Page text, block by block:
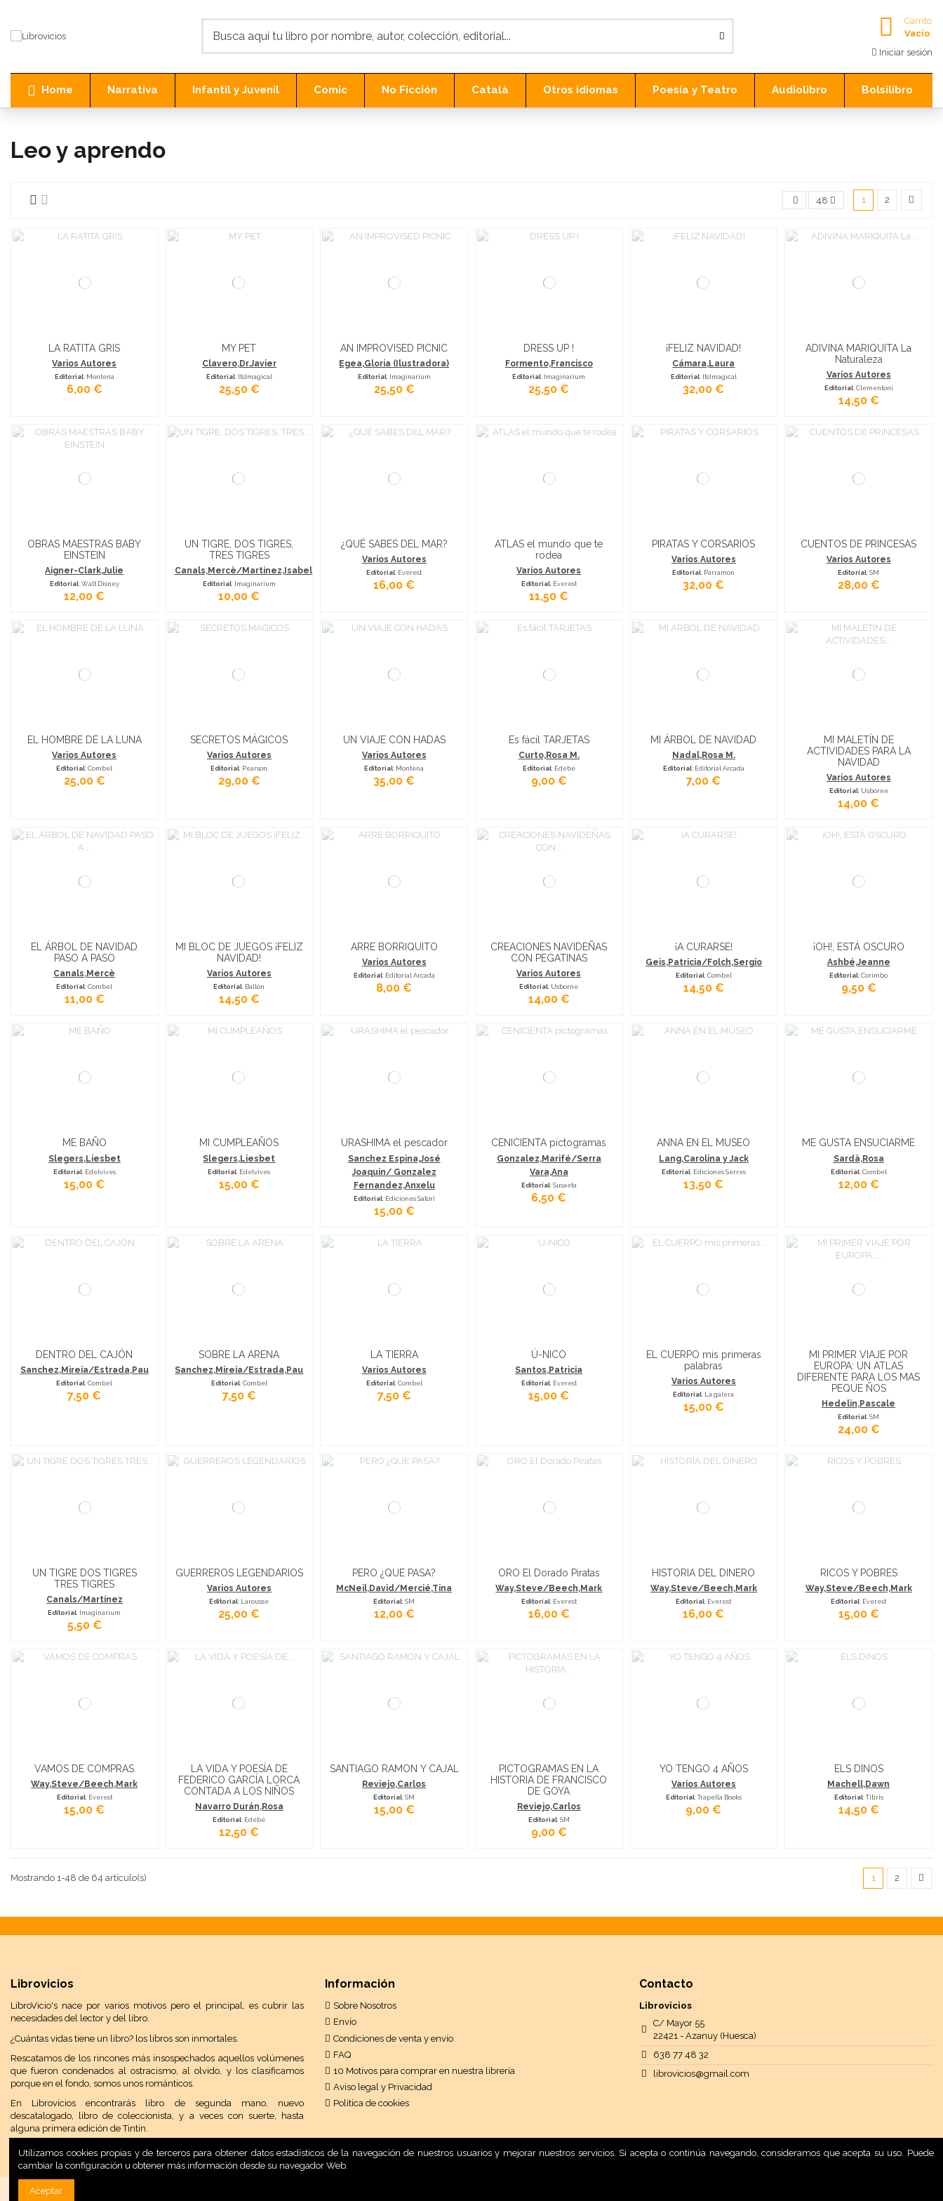
Carrito
Vacío
Iniciar sesión
Home Narrativa Infantil y Juvenil Comic No Ficción Català Otros idiomas Poesía y Teatro Audiolibro Bolsilibro
Inicio Infantil y Juvenil Leo y aprendo
Leo y aprendo
48 1 2
LA RATITA GRIS
Varios Autores
Editorial: Montena
6,00 €
MY PET
Clavero,Dr.Javier
Editorial: ItsImagical
25,50 €
AN IMPROVISED PICNIC
Egea,Gloria (Ilustradora)
Editorial: Imaginarium
25,50 €
DRESS UP !
Formento,Francisco
Editorial: Imaginarium
25,50 €
¡FELIZ NAVIDAD!
Cámara,Laura
Editorial: ItsImagical
32,00 €
ADIVINA MARIQUITA La
Naturaleza
Varios Autores
Editorial: Clementoni
14,50 €
OBRAS MAESTRAS BABY
EINSTEIN
Aigner-Clark,Julie
Editorial: Walt Disney
12,00 €
UN TIGRE, DOS TIGRES,
TRES TIGRES
Canals,Mercè/Martinez,Isabel
Editorial: Imaginarium
10,00 €
¿QUÉ SABES DEL MAR?
Varios Autores
Editorial: Everest
16,00 €
ATLAS el mundo que te
rodea
Varios Autores
Editorial: Everest
11,50 €
PIRATAS Y CORSARIOS
Varios Autores
Editorial: Parramon
32,00 €
CUENTOS DE PRINCESAS
Varios Autores
Editorial: SM
28,00 €
EL HOMBRE DE LA LUNA
Varios Autores
Editorial: Combel
25,00 €
SECRETOS MÁGICOS
Varios Autores
Editorial: Pearson
29,00 €
UN VIAJE CON HADAS
Varios Autores
Editorial: Montena
35,00 €
Es fácil TARJETAS
Curto,Rosa M.
Editorial: Edebé
9,00 €
MI ÁRBOL DE NAVIDAD
Nadal,Rosa M.
Editorial: Editorial Arcada
7,00 €
MI MALETÍN DE
ACTIVIDADES PARA LA
NAVIDAD
Varios Autores
Editorial: Usborne
14,00 €
EL ÁRBOL DE NAVIDAD
PASO A PASO
Canals,Mercè
Editorial: Combel
11,00 €
MI BLOC DE JUEGOS ¡FELIZ
NAVIDAD!
Varios Autores
Editorial: Ballón
14,50 €
ARRE BORRIQUITO
Varios Autores
Editorial: Editorial Arcada
8,00 €
CREACIONES NAVIDEÑAS
CON PEGATINAS
Varios Autores
Editorial: Usborne
14,00 €
¡A CURARSE!
Geis,Patricia/Folch,Sergio
Editorial: Combel
14,50 €
¡OH!, ESTÁ OSCURO
Ashbé,Jeanne
Editorial: Corimbo
9,50 €
ME BAÑO
Slegers,Liesbet
Editorial: Edelvives
15,00 €
MI CUMPLEAÑOS
Slegers,Liesbet
Editorial: Edelvives
15,00 €
URASHIMA el pescador
Sanchez Espina,José
Joaquin/ Gonzalez
Fernandez,Anxelu
Editorial: Ediciones Satori
15,00 €
CENICIENTA pictogramas
Gonzalez,Marifé/Serra
Vara,Ana
Editorial: Susaeta
6,50 €
ANNA EN EL MUSEO
Lang,Carolina y Jack
Editorial: Ediciones Serres
13,50 €
ME GUSTA ENSUCIARME
Sardà,Rosa
Editorial: Combel
12,00 €
DENTRO DEL CAJÓN
Sanchez,Mireía/Estrada,Pau
Editorial: Combel
7,50 €
SOBRE LA ARENA
Sanchez,Mireía/Estrada,Pau
Editorial: Combel
7,50 €
LA TIERRA
Varios Autores
Editorial: Combel
7,50 €
Ú-NICO
Santos,Patricia
Editorial: Everest
15,00 €
EL CUERPO mis primeras
palabras
Varios Autores
Editorial: La galera
15,00 €
MI PRIMER VIAJE POR
EUROPA: UN ATLAS
DIFERENTE PARA LOS MAS
PEQUE ÑOS
Hedelin,Pascale
Editorial: SM
24,00 €
UN TIGRE DOS TIGRES
TRES TIGRES
Canals/Martínez
Editorial: Imaginarium
5,50 €
GUERREROS LEGENDARIOS
Varios Autores
Editorial: Larousse
25,00 €
PERO ¿QUE PASA?
McNeil,David/Mercié,Tina
Editorial: SM
12,00 €
ORO El Dorado Piratas
Way,Steve/Beech,Mark
Editorial: Everest
16,00 €
HISTORIA DEL DINERO
Way,Steve/Beech,Mark
Editorial: Everest
16,00 €
RICOS Y POBRES
Way,Steve/Beech,Mark
Editorial: Everest
15,00 €
VAMOS DE COMPRAS
Way,Steve/Beech,Mark
Editorial: Everest
15,00 €
LA VIDA Y POESÍA DE
FEDERICO GARCÍA LORCA
CONTADA A LOS NIÑOS
Navarro Durán,Rosa
Editorial: Edebé
12,50 €
SANTIAGO RAMON Y CAJAL
Reviejo,Carlos
Editorial: SM
15,00 €
PICTOGRAMAS EN LA
HISTORIA DE FRANCISCO
DE GOYA
Reviejo,Carlos
Editorial: SM
9,00 €
YO TENGO 4 AÑOS
Varios Autores
Editorial: Trapella Books
9,00 €
ELS DINOS
Machell,Dawn
Editorial: Titiris
14,50 €
Mostrando 1-48 de 64 artículo(s) 1 2
Librovicios
LibroVicio's nace por varios motivos pero el principal, es cubrir las
necesidades del lector y del libro.
¿Cuántas vidas tiene un libro? los libros son inmortales.
Rescatamos de los rincones más insospechados aquellos volúmenes
que fueron condenados al ostracismo, al olvido, y los clasificamos
porque en el fondo, somos unos románticos.
En Librovicios encontrarás libro de segunda mano, nuevo
descatalogado, libro de coleccionista, y a veces con suerte, hasta
alguna primera edición de Tintín.
Información
Sobre Nosotros
Envío
Condiciones de venta y envío
FAQ
10 Motivos para comprar en nuestra librería
Aviso legal y Privacidad
Política de cookies
Contacto
Librovicios
C/ Mayor 55
22421 - Azanuy (Huesca)
638 77 48 32
librovicios@gmail.com
Desarrollo Web:
Utilizamos cookies propias y de terceros para obtener datos estadísticos de la navegación de nuestros usuarios y mejorar nuestros servicios. Si acepta o continúa navegando, consideramos que acepta su uso. Puede
cambiar la configuración u obtener más información desde su navegador Web.
Aceptar